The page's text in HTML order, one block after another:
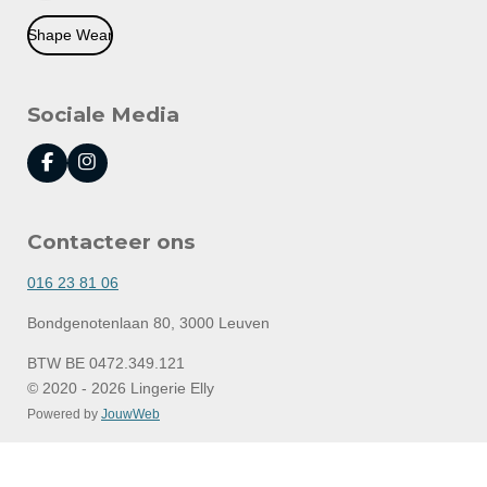
Shape Wear
Sociale Media
F
a
b
o
k
I
n
a
r
a
Contacteer ons
016 23 81 06
Bondgenotenlaan 80, 3000 Leuven
BTW BE 0472.349.121
© 2020 - 2026 Lingerie Elly
Powered by JouwWeb